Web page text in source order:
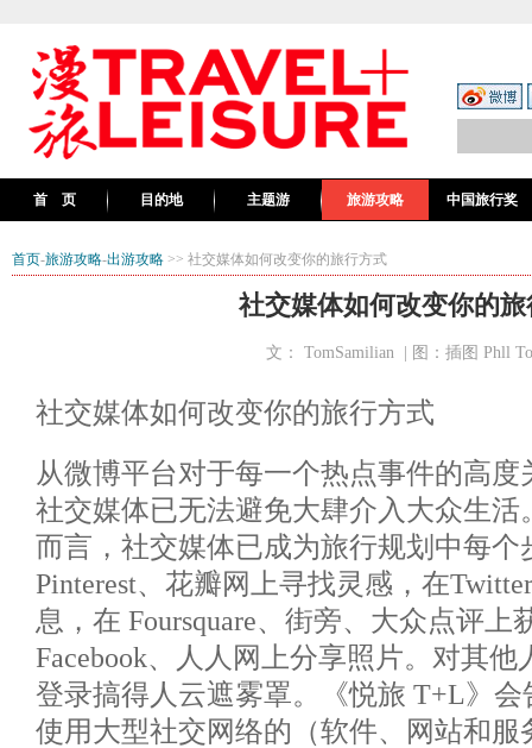
首 页 目的地 主题游 旅游攻略 中国旅行奖
首页-旅游攻略-出游攻略 >> 社交媒体如何改变你的旅行方式
社交媒体如何改变你的
文： TomSamilian | 图：插图 Phll
社交媒体如何改变你的旅行方式
从微博平台对于每一个热点事件的高
社交媒体已无法避免大肆介入大众生活
而言，社交媒体已成为旅行规划中每个
Pinterest、花瓣网上寻找灵感，在
息，在 Foursquare、街旁、大众点评上
Facebook、人人网上分享照片。对其
登录搞得人云遮雾罩。《悦旅 T+L》
使用大型社交网络的（软件、网站和